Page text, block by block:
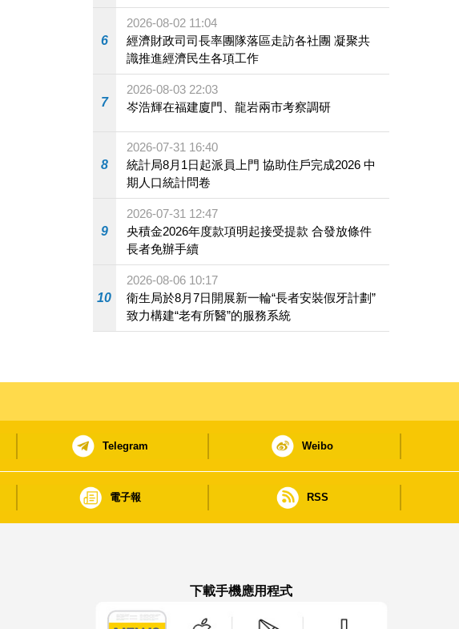
施
6
2026-08-02 11:04
經濟財政司司長率團隊落區走訪各社團 凝聚共
識推進經濟民生各項工作
7
2026-08-03 22:03
岑浩輝在福建廈門、龍岩兩市考察調研
8
2026-07-31 16:40
統計局8月1日起派員上門 協助住戶完成2026 中
期人口統計問卷
9
2026-07-31 12:47
央積金2026年度款項明起接受提款 合發放條件
長者免辦手續
10
2026-08-06 10:17
衛生局於8月7日開展新一輪“長者安裝假牙計劃”
致力構建“老有所醫”的服務系統
Telegram Weibo
電子報 RSS
下載手機應用程式